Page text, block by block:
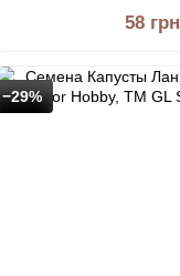
58 грн
−29%